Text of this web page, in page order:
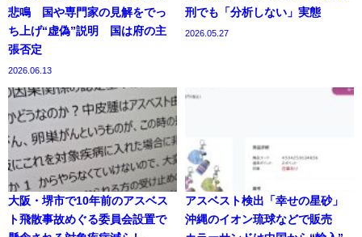
悲鳴 国や専門家の見解をでっ
ち上げ“虚偽”説明 国は府の主
張否定
2026.06.13
刑でも「分析しない」実態
2026.05.27
大阪・堺市で10年前のアスベス
ト飛散事故めぐる委員会設置で
アスベスト検出「幸せの星砂」
沖縄のイオン琉球などで販売